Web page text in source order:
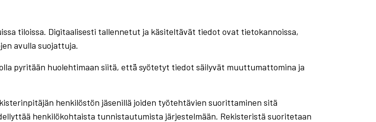
tiloissa. Digitaalisesti tallennetut ja käsiteltävät tiedot ovat tietokannoissa,
avulla suojattuja.
pyritään huolehtimaan siitä, että̈ syötetyt tiedot säilyvät muuttumattomina ja
henkilöstön jäsenillä joiden työtehtävien suorittaminen sitä
henkilökohtaista tunnistautumista järjestelmään. Rekisteristä suoritetaan